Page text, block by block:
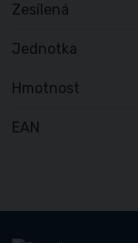
Zesílená
Jednotka
Hmotnost
EAN